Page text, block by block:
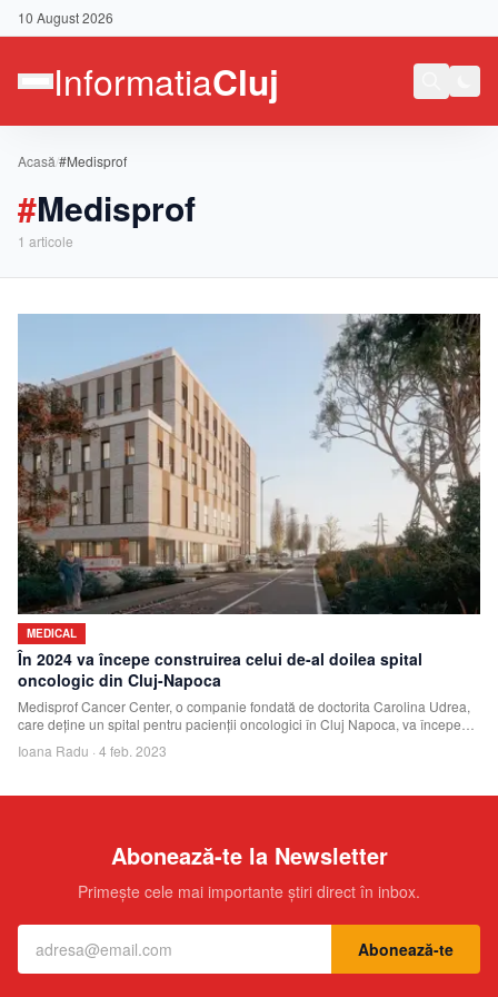
10 August 2026
Contact
Acasă/#Medisprof
#Medisprof
1 articole
MEDICAL
În 2024 va începe construirea celui de-al doilea spital
oncologic din Cluj-Napoca
Medisprof Cancer Center, o companie fondată de doctorita Carolina Udrea,
care deține un spital pentru pacienții oncologici în Cluj Napoca, va începe
Ioana Radu · 4 feb. 2023
Abonează-te la Newsletter
Primește cele mai importante știri direct în inbox.
Abonează-te